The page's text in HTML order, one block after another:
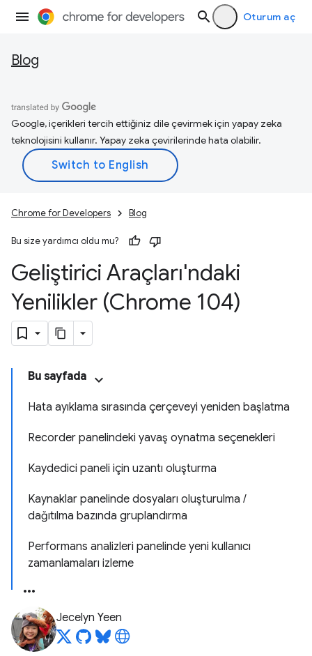
Oturum aç
Blog
Google, içerikleri tercih ettiğiniz dile çevirmek için yapay zeka
teknolojisini kullanır. Yapay zeka çevirilerinde hata olabilir.
Chrome for Developers Blog
Bu size yardımcı oldu mu?
Geliştirici Araçları'ndaki
Yenilikler (Chrome 104)
Bu sayfada
Hata ayıklama sırasında çerçeveyi yeniden başlatma
Recorder panelindeki yavaş oynatma seçenekleri
Kaydedici paneli için uzantı oluşturma
Kaynaklar panelinde dosyaları oluşturulma /
dağıtılma bazında gruplandırma
Performans analizleri panelinde yeni kullanıcı
zamanlamaları izleme
Jecelyn Yeen